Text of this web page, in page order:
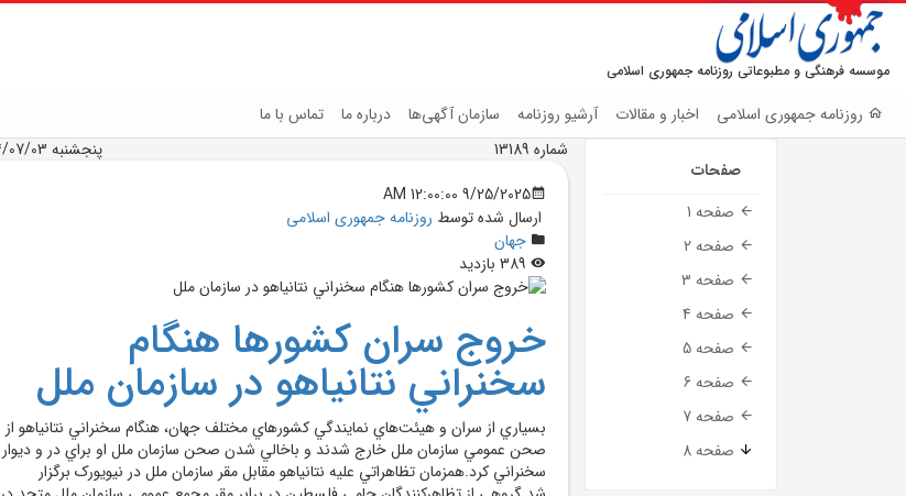
موسسه فرهنگی و مطبوعاتی روزنامه جمهوری اسلامی
روزنامه جمهوری اسلامی اخبار و مقالات آرشیو روزنامه سازمان آگهی‌ها درباره ما تماس با ما
صفحات
صفحه 1
صفحه 2
صفحه 3
صفحه 4
صفحه 5
صفحه 6
صفحه 7
صفحه 8
شماره 13189
پنجشنبه 1404/07/03
9/25/2025 12:00:00 AM
ارسال شده توسط روزنامه جمهوری اسلامی
جهان
خروج سران کشورها هنگام
سخنراني نتانياهو در سازمان ملل
بسياري از سران و هيئت‌هاي نمايندگي کشورهاي مختلف جهان، هنگام سخنراني نتانياهو از
صحن عمومي سازمان ملل خارج شدند و باخالي شدن صحن سازمان ملل او براي در و ديوار
سخنراني کرد.همزمان تظاهراتي عليه نتانياهو مقابل مقر سازمان ملل در نيويورک برگزار